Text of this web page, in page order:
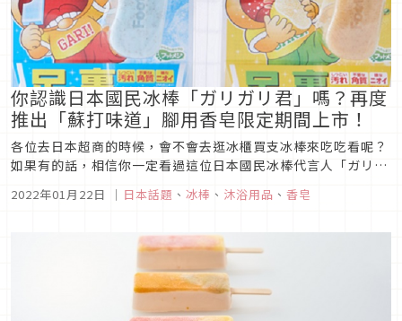
你認識日本國民冰棒「ガリガリ君」嗎？再度
推出「蘇打味道」腳用香皂限定期間上市！
各位去日本超商的時候，會不會去逛冰櫃買支冰棒來吃吃看呢？
如果有的話，相信你一定看過這位日本國民冰棒代言人「ガリガ
リ君」，它是由日本赤城乳業所推出的企劃品牌與角色，經常會
出現在冰棒、冰品包裝與活動上，甚至推出「ガリガリ君」的腳
2022年01月22日 ｜ 日本話題 、 冰棒 、 沐浴用品 、 香皂